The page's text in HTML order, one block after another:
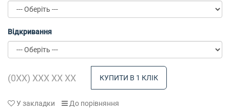
Відкривання
КУПИТИ В 1 КЛІК
У закладки До порівняння